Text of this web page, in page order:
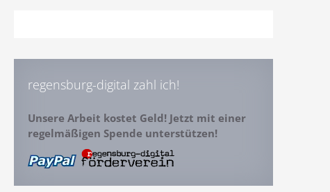
regensburg-digital zahl ich!
Unsere Arbeit kostet Geld! Jetzt mit einer
regelmäßigen Spende unterstützen!